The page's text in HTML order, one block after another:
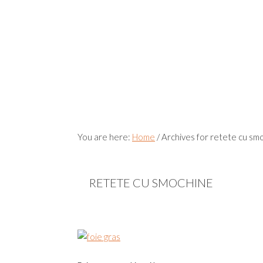
You are here: Home /Archives for retete cu
RETETE CU SMOCHINE